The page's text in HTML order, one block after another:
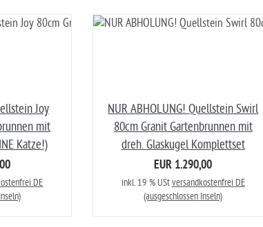
Joy
mit
Katze!)
DE
NUR ABHOLUNG! Quellstein Swirl
80cm Granit Gartenbrunnen mit
dreh. Glaskugel Komplettset
EUR 1.290,00
inkl. 19 % UStversandkostenfrei DE
(ausgeschlossen Inseln)